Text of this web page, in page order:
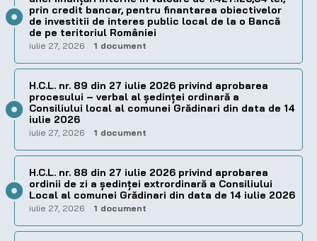
prin credit bancar, pentru finantarea obiectivelor
de investitii de interes public local de la o Bancă
de pe teritoriul României
iulie 27, 2026 1 document
H.C.L. nr. 89 din 27 iulie 2026 privind aprobarea
procesului – verbal al şedinţei ordinară a
Consiliului local al comunei Grădinari din data de 14
iulie 2026
iulie 27, 2026 1 document
H.C.L. nr. 88 din 27 iulie 2026 privind aprobarea
ordinii de zi a şedinţei extrordinară a Consiliului
Local al comunei Grădinari din data de 14 iulie 2026
iulie 27, 2026 1 document